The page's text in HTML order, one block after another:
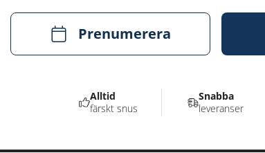
Prenumerera
Alltid
färskt snus
Snabba
leveranser